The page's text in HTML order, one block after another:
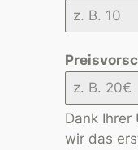
Dank Ihrer
wir das